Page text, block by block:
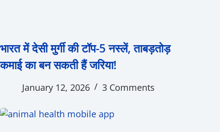
भारत में देसी मुर्गी की टॉप-5 नस्लें, ताबड़तोड़
कमाई का बन सकती हैं जरिया!
January 12, 2026 3 Comments